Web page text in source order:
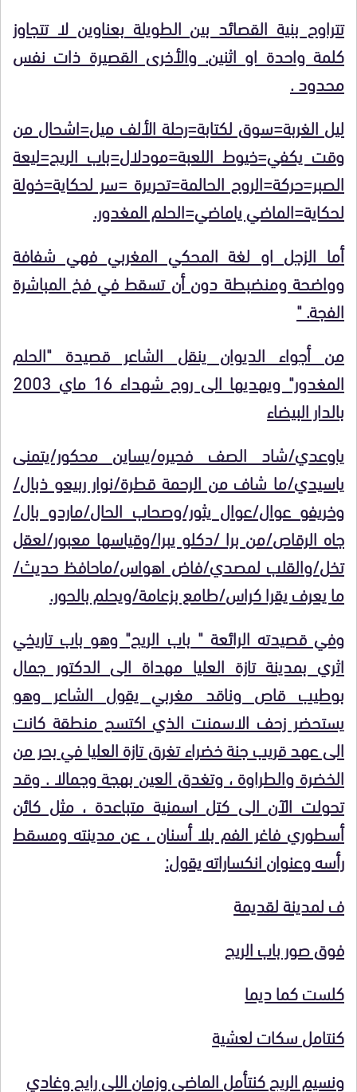
تتراوح بنية القصائد بين الطويلة بعناوين لا تتجاوز
كلمة واحدة او اثنين. والأخرى القصيرة ذات نفس
محدود .
ليل الغربة=سوق لكتابة=رحلة الألف ميل=اشحال من
وقت يكفي=خيوط اللعبة=مودلال=باب الريح=ليعة
الصبر=حركة=الروح الحالمة=تحريرة =سر لحكاية=خولة
لحكاية=الماضي ياماضي=الحلم المغدور.
أما الزجل او لغة المحكي المغربي فهي شفافة
وواضحة ومنضبطة دون أن تسقط في فخ المباشرة
الفجة. "
من أجواء الديوان ينقل الشاعر قصيدة "الحلم
المغدور" ويهديها الى روح شهداء 16 ماي 2003
بالدار البيضاء
ياوعدي/شاد الصف فحيره/يساين محكور/يتمنى
ياسيدي/ما شاف من الرحمة قطرة/نوار ربيعو ذبال/
وخريفو عوال/عوال يثور/وصحاب الحال/ماردو بال/
جاه الرقاص/من برا /دكلو يبرا/وقياسها معبور/لعقل
تخل/والقلب لمصدي/فاض اهواس/ماحافظ حديث/
ما يعرف يقرا كراس/طامع بزعامة/ويحلم بالحور.
وفي قصيدته الرائعة " باب الريح" وهو باب تاريخي
اثري بمدينة تازة العليا مهداة الى الدكتور جمال
بوطيب قاص وناقد مغربي يقول الشاعر وهو
يستحضر زحف الاسمنت الذي اكتسح منطقة كانت
الى عهد قريب جنة خضراء تغرق تازة العليا في بحر من
الخضرة والطراوة ، وتغدق العين بهجة وجمالا . وقد
تحولت الآن الى كتل اسمنية متباعدة ، مثل كائن
أسطوري فاغر الفم بلا أسنان ، عن مدينته ومسقط
رأسه وعنوان انكساراته يقول:
ف لمدينة لقديمة
فوق صور باب الريح
كلست كما ديما
كنتامل سكات لعشية
ونسيم الريح كنتأمل الماضي وزمان اللي رايح وغادي